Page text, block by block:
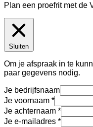
Plan een proefrit met de
Sluiten
Om je afspraak in te
paar gegevens nodig.
Je bedrijfsnaam
Je voornaam
Je achternaam
Je e-mailadres